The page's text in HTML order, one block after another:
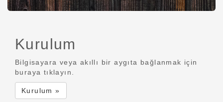
Kurulum
Bilgisayara veya akıllı bir aygıta bağlanmak için
buraya tıklayın.
Kurulum »